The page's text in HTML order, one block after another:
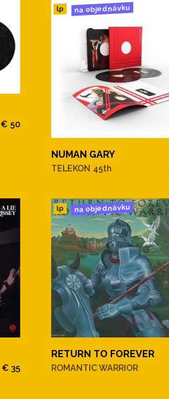
€ 50
lp na objednávku
NUMAN GARY
TELEKON 45th
€ 35
lp na objednávku
RETURN TO FOREVER
ROMANTIC WARRIOR